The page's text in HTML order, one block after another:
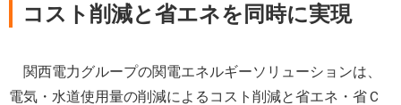
コスト削減と省エネを同時に実現
関西電力グループの関電エネルギーソリューションは、
電気・水道使用量の削減によるコスト削減と省エネ・省Ｃ